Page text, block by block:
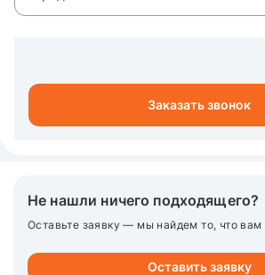
Заказать звонок
Не нашли ничего подходящего?
Оставьте заявку — мы найдем то, что
Оставить заявку